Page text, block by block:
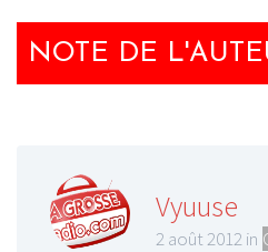
NOTE DE
Vyuuse
2 août 2012 in